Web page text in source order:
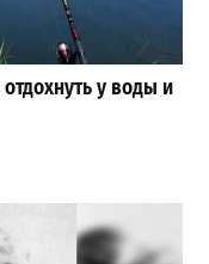
у воды и